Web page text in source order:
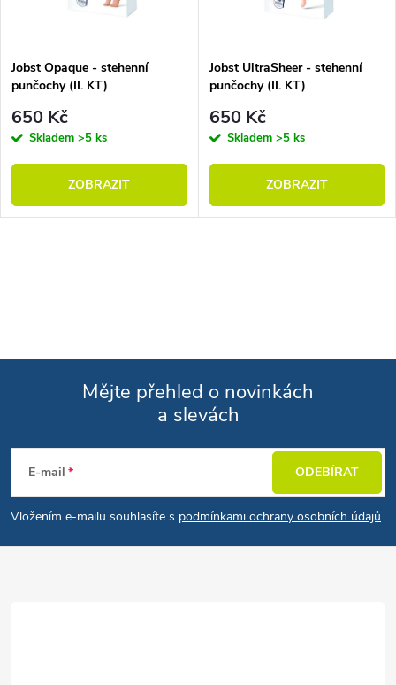
Jobst Opaque - stehenní
punčochy (II. KT)
650 Kč
Skladem >5 ks
ZOBRAZIT
Jobst UltraSheer - stehenní
punčochy (II. KT)
650 Kč
Skladem >5 ks
ZOBRAZIT
Mějte přehled o novinkách
a slevách
E-mail
Vložením e-mailu souhlasíte s podmínkami ochrany osobních údajů
ODEBÍRAT